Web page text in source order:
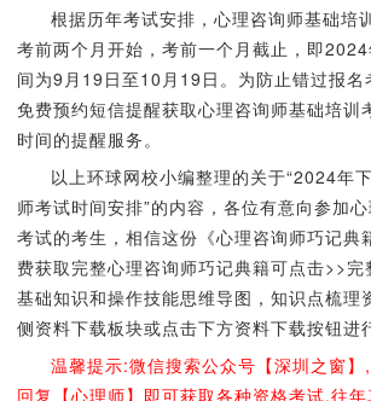
根据历年考试安排，心理咨询师基础培
考前两个月开始，考前一个月截止，即
间为9月19日至10月19日。为防止错过报名
免费预约短信提醒获取心理咨询师基础培训
时间的提醒服务。
以上环球网校小编整理的关于“2024年
师考试时间安排”的内容，各位有意向参加
考试的考生，相信这份《心理咨询师巧记典
费获取完整心理咨询师巧记典籍可点击>>完
基础知识和操作技能思维导图，知识点梳理
侧资料下载板块或点击下方资料下载按钮进
温馨提示:微信搜索公众号【深圳之窗
回复【心理师】即可获取各种资格考试,往